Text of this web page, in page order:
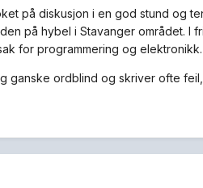
på diskusjon i en god stund og
på hybel i Stavanger området.
for programmering og elektronikk.
ganske ordblind og skriver ofte